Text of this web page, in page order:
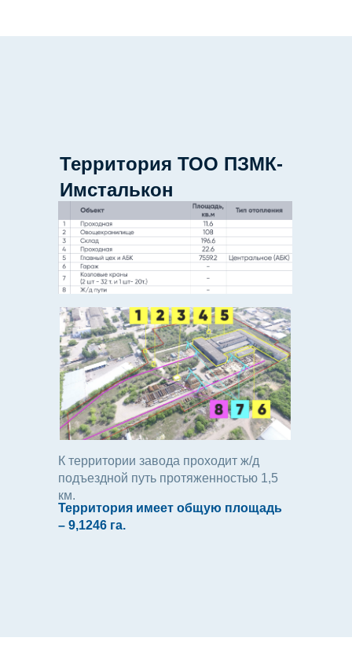
К территории завода проходит ж/д
подъездной путь протяженностью 1,5
км.
Территория имеет общую площадь
– 9,1246 га.
Территория ТОО ПЗМК-
Имсталькон